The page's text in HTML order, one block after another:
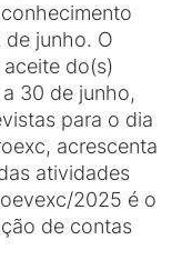
junho. O
do(s)
30 de junho,
para o dia
acrescenta
atividades
2025 é o
de contas